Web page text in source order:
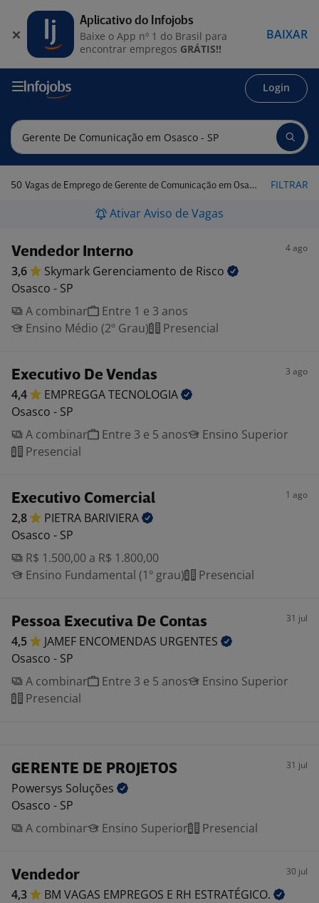
Login
50 Vagas de Emprego de Gerente de Comunicação em Osasco - SP FILTRAR
Ativar Aviso de Vagas
Vendedor Interno 4 ago
3,6 Skymark Gerenciamento de Risco
Osasco - SP
A combinar
Entre 1 e 3 anos
Ensino Médio (2º Grau)
Presencial
Executivo De Vendas 3 ago
4,4 EMPREGGATECNOLOGIA
Osasco - SP
A combinar
Entre 3 e 5 anos
Ensino Superior
Presencial
Executivo Comercial 1 ago
2,8 PIETRA BARIVIERA
Osasco - SP
R$ 1.500,00 a R$ 1.800,00
Ensino Fundamental (1º grau)
Presencial
Pessoa Executiva De Contas 31 jul
4,5 JAMEF ENCOMENDAS URGENTES
Osasco - SP
A combinar
Entre 3 e 5 anos
Ensino Superior
Presencial
GERENTE DE PROJETOS 31 jul
Powersys Soluções
Osasco - SP
A combinar
Ensino Superior Presencial
Vendedor 30 jul
4,3 BM VAGAS EMPREGOS E RH ESTRATÉGICO.
Aplicativo do Infojobs
Baixe o App nº 1 do Brasil para
encontrar empregos GRÁTIS!!
BAIXAR